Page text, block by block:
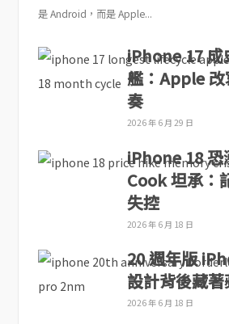
是 Android，而是 Apple...
iPhone 17 成
艦：Apple
奏
2026 年 6 月 29 日
iPhone 18
Cook 坦承：
失控
2026 年 6 月 18 日
20 週年版
設計背後藏
2026 年 6 月 18 日